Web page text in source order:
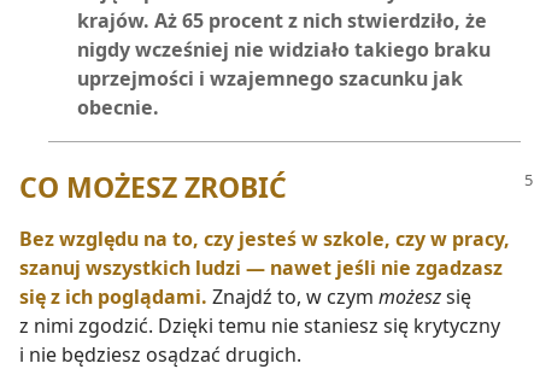
krajów. Aż 65 procent z nich stwierdziło, że
nigdy wcześniej nie widziało takiego braku
uprzejmości i wzajemnego szacunku jak
obecnie.
CO MOŻESZ ZROBIĆ
Bez względu na to, czy jesteś w szkole, czy w pracy,
szanuj wszystkich ludzi — nawet jeśli nie zgadzasz
się z ich poglądami. Znajdź to, w czym możeszsię
z nimi zgodzić. Dzięki temu nie staniesz się krytyczny
i nie będziesz osądzać drugich.